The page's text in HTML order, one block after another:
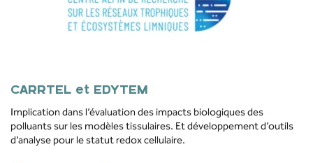
CARRTEL et EDYTEM
Implication dans l’évaluation des impacts biologiques des
polluants sur les modèles tissulaires. Et développement d’outils
d’analyse pour le statut redox cellulaire.